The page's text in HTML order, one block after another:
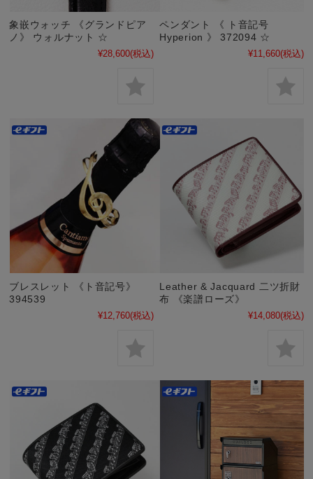
象嵌ウォッチ 《グランドピア
ノ》 ウォルナット ☆
¥28,600(税込)
ペンダント 《 ト音記号
Hyperion 》 372094 ☆
¥11,660(税込)
ブレスレット 《ト音記号》
394539
¥12,760(税込)
Leather & Jacquard 二ツ折財
布 《楽譜ローズ》
¥14,080(税込)